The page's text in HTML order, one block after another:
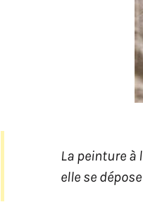
La peinture à
elle se